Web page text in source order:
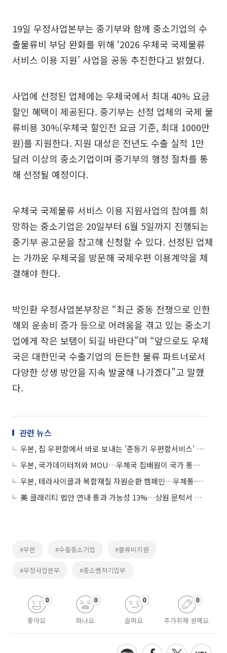
19일 우정사업본부는 중기부와 함께 중소기업의 수
출물류비 부담 완화를 위해 ‘2026 우체국 국제물류
서비스 이용 지원’ 사업을 공동 추진한다고 밝혔다.
사업에 선정된 업체에는 우체국에서 최대 40% 요금
할인 혜택이 제공된다. 중기부는 선정 업체의 국제 물
류비용 30%(우체국 할인전 요금 기준, 최대 1000만
원)를 지원한다. 지원 대상은 전년도 수출 실적 1만
달러 이상의 중소기업이며 중기부의 행정 절차를 통
해 선정될 예정이다.
우체국 국제물류 서비스 이용 지원사업의 참여를 희
망하는 중소기업은 20일부터 6월 5일까지 진행되는
중기부 공고문을 참고해 신청할 수 있다. 선정된 업체
는 가까운 우체국을 방문해 국제우편 이용계약을 체
결해야 한다.
박인환 우정사업본부장은 “최근 중동 전쟁으로 인한
해외 운송비 증가 등으로 어려움을 겪고 있는 중소기
업에게 작은 보탬이 되길 바란다”며 “앞으로도 우체
국은 대한민국 수출기업의 든든한 물류 파트너로서
다양한 상생 방안을 지속 발굴해 나가겠다”고 말했
다.
관련 뉴스
우본, 집 우편함에서 바로 보내는 '준등기 우편함서비스' 시행
우본, 국가데이터처와 MOU…우체국 집배원이 국가 통계조사 참여
우본, 테라사이클과 복합재질 자원순환 캠페인…우체통·방문 수거로 간편하게 참여
美 클래리티 법안 연내 통과 가능성 13%…상원 문턱서 제동
#우본 #수출중소기업 #물류비지원
#우정사업본부 #중소벤처기업부
좋아요
0
화나요
0
슬퍼요
0
추가취재 원해요
0